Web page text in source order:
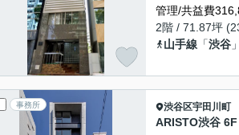
管理/共益費
2階 / 71.87坪
山手線 「渋谷
事務所 渋谷区宇田川町
ARISTO渋谷 6F